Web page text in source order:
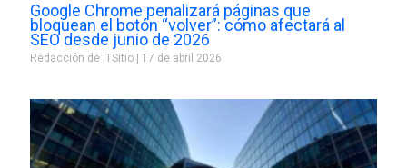
Google Chrome penalizará páginas que
bloquean el botón “volver”: cómo afectará al
SEO desde junio de 2026
Redacción de ITSitio 17 de abril 2026